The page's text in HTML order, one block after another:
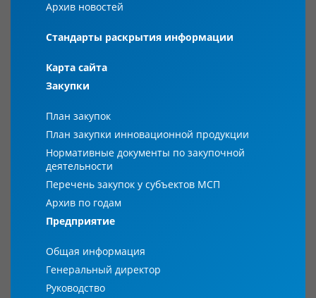
Архив новостей
Стандарты раскрытия информации
Карта сайта
Закупки
План закупок
План закупки инновационной продукции
Нормативные документы по закупочной
деятельности
Перечень закупок у субъектов МСП
Архив по годам
Предприятие
Общая информация
Генеральный директор
Руководство